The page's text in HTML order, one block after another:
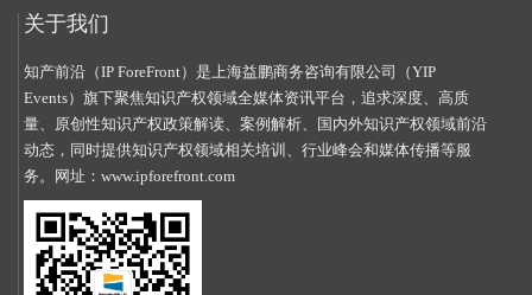
关于我们
知产前沿（IP ForeFront）是上海益鹏商务咨询有限公司（YIP
Events）旗下聚焦知识产权领域全媒体资讯平台，追求深度、高质
量、原创性知识产权政策解读、案例解析、国内外知识产权领域前沿
动态，同时提供知识产权领域相关培训、行业峰会和媒体传播等服
务。网址： www.ipforefront.com